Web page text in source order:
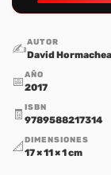
✍️AUTOR
David Hormachea
📅AÑO
2017
🧾 ISBN
9789588217314
📐 DIMENSIONES
17 × 11 × 1 cm